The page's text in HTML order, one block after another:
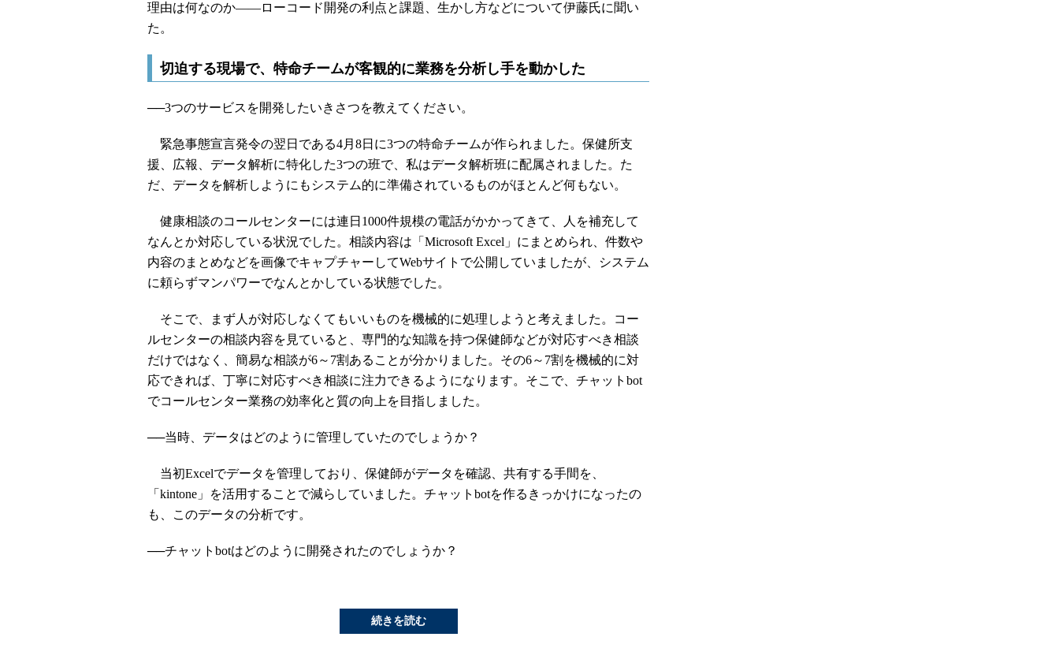
理由は何なのか――ローコード開発の利点と課題、生かし方などについて伊藤氏に聞い
た。
切迫する現場で、特命チームが客観的に業務を分析し手を動かした
──3つのサービスを開発したいきさつを教えてください。
緊急事態宣言発令の翌日である4月8日に3つの特命チームが作られました。保健所支
援、広報、データ解析に特化した3つの班で、私はデータ解析班に配属されました。た
だ、データを解析しようにもシステム的に準備されているものがほとんど何もない。
健康相談のコールセンターには連日1000件規模の電話がかかってきて、人を補充して
なんとか対応している状況でした。相談内容は「Microsoft Excel」にまとめられ、件数や
内容のまとめなどを画像でキャプチャーしてWebサイトで公開していましたが、システム
に頼らずマンパワーでなんとかしている状態でした。
そこで、まず人が対応しなくてもいいものを機械的に処理しようと考えました。コー
ルセンターの相談内容を見ていると、専門的な知識を持つ保健師などが対応すべき相談
だけではなく、簡易な相談が6～7割あることが分かりました。その6～7割を機械的に対
応できれば、丁寧に対応すべき相談に注力できるようになります。そこで、チャットbot
でコールセンター業務の効率化と質の向上を目指しました。
──当時、データはどのように管理していたのでしょうか？
当初Excelでデータを管理しており、保健師がデータを確認、共有する手間を、
「kintone」を活用することで減らしていました。チャットbotを作るきっかけになったの
も、このデータの分析です。
──チャットbotはどのように開発されたのでしょうか？
続きを読む